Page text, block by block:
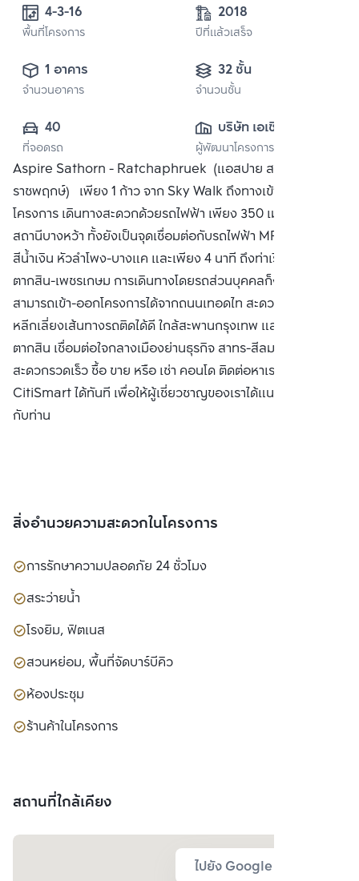
4-3-16
พื้นที่โครงการ
2018
ปีที่แล้วเสร็จ
1 อาคาร
จำนวนอาคาร
32 ชั้น
จำนวนชั้น
40
ที่จอดรถ
บริษัท เอเชี่ยน
พร็อพเพอร์ตี้
(2014) จำกัด
ผู้พัฒนาโครงการ
Aspire Sathorn - Ratchaphruek (แอสปาย สาทร -
ราชพฤกษ์) เพียง 1 ก้าว จาก Sky Walk ถึงทางเข้า-ออก
โครงการ เดินทางสะดวกด้วยรถไฟฟ้า เพียง 350 เมตร ถึง BTS
สถานีบางหว้า ทั้งยังเป็นจุดเชื่อมต่อกับรถไฟฟ้า MRT สาย
สีน้ำเงิน หัวลำโพง-บางแค และเพียง 4 นาที ถึงท่าเรือสะพาน
ตากสิน-เพชรเกษม การเดินทางโดยรถส่วนบุคคลก็ง่ายดาย
สามารถเข้า-ออกโครงการได้จากถนนเทอดไท สะดวกทุกเส้นทาง
หลีกเลี่ยงเส้นทางรถติดได้ดี ใกล้สะพานกรุงเทพ และ สะพาน
ตากสิน เชื่อมต่อใจกลางเมืองย่านธุรกิจ สาทร-สีลม ได้อย่าง
สะดวกรวดเร็ว ซื้อ ขาย หรือ เช่า คอนโด ติดต่อหาเรา Bangkok
CitiSmart ได้ทันที เพื่อให้ผู้เชี่ยวชาญของเราได้แนะนำคอนโดให้
กับท่าน
สิ่งอำนวยความสะดวกในโครงการ
การรักษาความปลอดภัย 24 ชั่วโมง
สระว่ายน้ำ
โรงยิม, ฟิตเนส
สวนหย่อม, พื้นที่จัดบาร์บีคิว
ห้องประชุม
ร้านค้าในโครงการ
สถานที่ใกล้เคียง
ไปยัง Google Map